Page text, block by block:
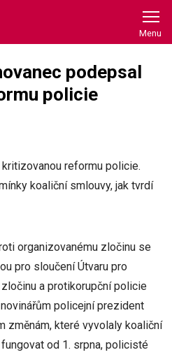
podepsal
policie
reformu policie.
koaliční smlouvy, jak tvrdí
organizovanému zločinu se
pro sloučení Útvaru pro
a protikorupční policie
policejní prezident
změnám, které vyvolaly koaliční
od 1. srpna, policisté